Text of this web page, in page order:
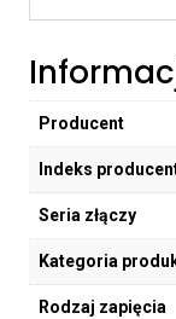
Producent
Indeks
Seria złączy
Kategoria
Rodzaj zapięcia